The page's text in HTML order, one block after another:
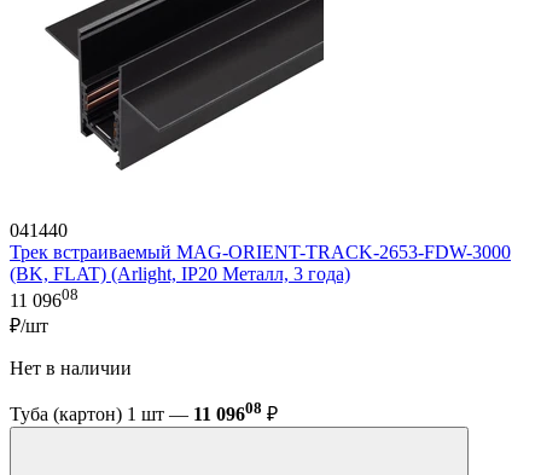
041440
Трек встраиваемый MAG-ORIENT-TRACK-2653-FDW-3000
(BK, FLAT) (Arlight, IP20 Металл, 3 года)
11 09608
₽/шт
Нет в наличии
Туба (картон) 1 шт — 11 09608 ₽